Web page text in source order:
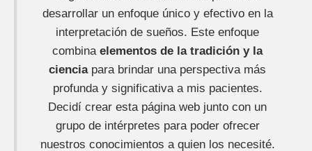
desarrollar un enfoque único y efectivo en la
interpretación de sueños. Este enfoque
combinaelementos de la tradición y la
cienciapara brindar una perspectiva más
profunda y significativa a mis pacientes.
Decidí crear esta página web junto con un
grupo de intérpretes para poder ofrecer
nuestros conocimientos a quien los necesité.